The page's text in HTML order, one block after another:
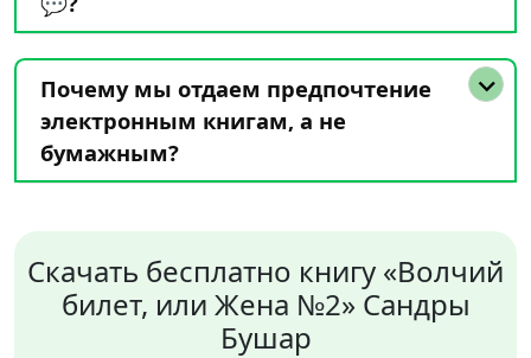
Почему мы отдаем предпочтение
электронным книгам, а не
бумажным?
Скачать бесплатно книгу «Волчий
билет, или Жена №2» Сандры
Бушар